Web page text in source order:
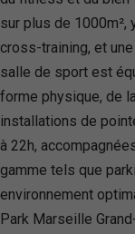
sur plus de 1000m²,
cross-training, et
salle de sport est
forme physique, de
installations de
à 22h,
gamme tels que
environnement
Park Marseille